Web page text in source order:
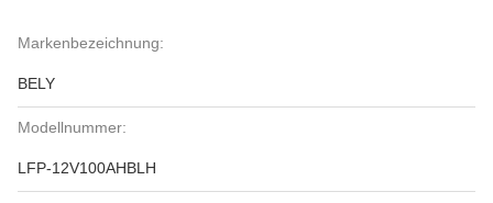
Markenbezeichnung:
BELY
Modellnummer:
LFP-12V100AHBLH